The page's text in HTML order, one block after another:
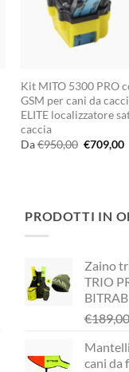
Kit MITO 5300 PRO
GSM per cani da
ELITE localizzatore
caccia
Da€950,00 Il
prezzo
€709,00Il
PRODOTTI IN
Zaino
TRIO
€189,00
cani da